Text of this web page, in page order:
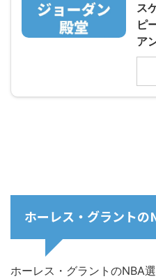
ス
ピ
ア
ホーレス・グラント
ホーレス・グラントのNBA